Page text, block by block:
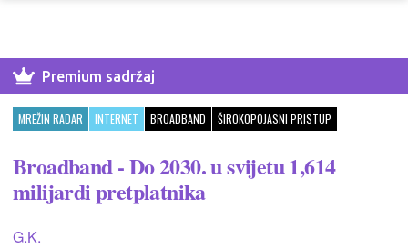
Premium sadržaj
MREŽIN RADAR INTERNET BROADBAND ŠIROKOPOJASNI PRISTUP
Broadband - Do 2030. u svijetu 1,614
milijardi pretplatnika
G.K.